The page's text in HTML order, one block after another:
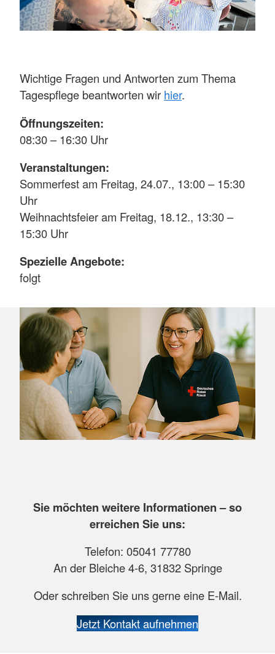
Wichtige Fragen und Antworten zum Thema
Tagespflege beantworten wir hier.
Öffnungszeiten:
08:30 – 16:30 Uhr
Veranstaltungen:
Sommerfest am Freitag, 24.07., 13:00 – 15:30
Uhr
Weihnachtsfeier am Freitag, 18.12., 13:30 –
15:30 Uhr
Spezielle Angebote:
folgt
Sie möchten weitere Informationen – so
erreichen Sie uns:
Telefon: 05041 77780
An der Bleiche 4-6, 31832 Springe
Oder schreiben Sie uns gerne eine E-Mail.
Jetzt Kontakt aufnehmen